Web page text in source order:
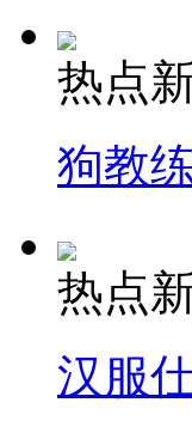
热点
狗教
热点
汉服